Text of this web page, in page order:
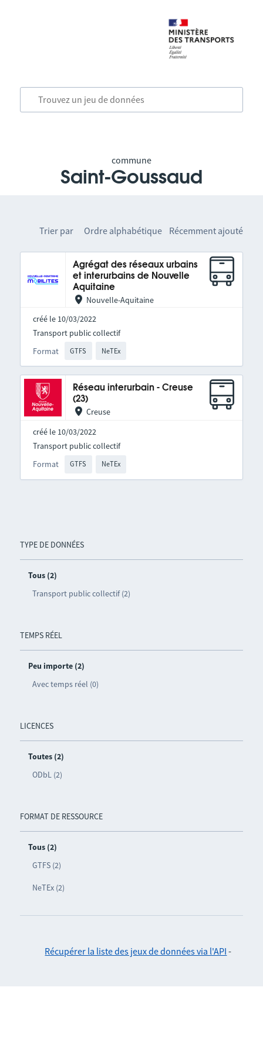
commune
Saint-Goussaud
TYPE DE DONNÉES
Tous (2)
Transport public collectif (2)
TEMPS RÉEL
Peu importe (2)
Avec temps réel (0)
LICENCES
Toutes (2)
ODbL (2)
FORMAT DE RESSOURCE
Tous (2)
GTFS (2)
NeTEx (2)
Trier par Ordre alphabétique Récemment ajouté
Agrégat des réseaux urbains
et interurbains de Nouvelle
Aquitaine
Nouvelle-Aquitaine
créé le 10/03/2022
Format GTFS NeTEx
Transport public collectif
Réseau interurbain - Creuse
(23)
Creuse
créé le 10/03/2022
Format GTFS NeTEx
Transport public collectif
Récupérer la liste des jeux de données via l'API -